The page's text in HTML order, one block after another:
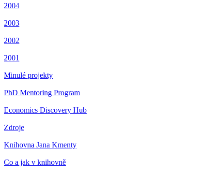
2004
2003
2002
2001
Minulé projekty
PhD Mentoring Program
Economics Discovery Hub
Zdroje
Knihovna Jana Kmenty
Co a jak v knihovně